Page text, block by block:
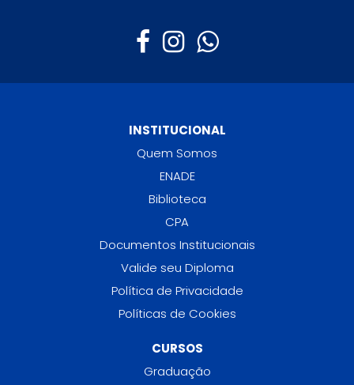
INSTITUCIONAL
Quem Somos
ENADE
Biblioteca
CPA
Documentos Institucionais
Valide seu Diploma
Política de Privacidade
Políticas de Cookies
CURSOS
Graduação